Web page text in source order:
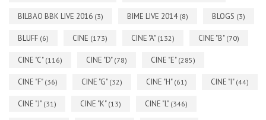
BILBAO BBK LIVE 2016 (3) BIME LIVE 2014 (8) BLOGS (3)
BLUFF (6) CINE (173) CINE "A" (132) CINE "B" (70)
CINE "C" (116) CINE "D" (78) CINE "E" (285)
CINE "F" (36) CINE "G" (32) CINE "H" (61) CINE "I" (44)
CINE "J" (31) CINE "K" (13) CINE "L" (346)